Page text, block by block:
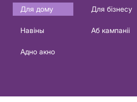
Основная
навигация
Для дому Для бізнесу
Навіны
Аб кампаніі
Адно акно